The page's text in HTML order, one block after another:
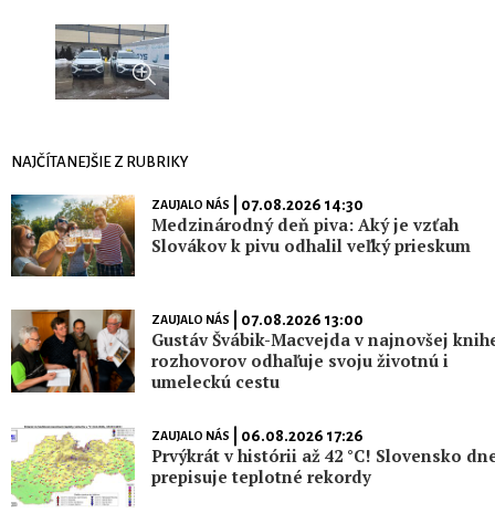
NAJČÍTANEJŠIE Z RUBRIKY
ZAUJALO NÁS | 07.08.2026 14:30
Medzinárodný deň piva: Aký je vzťah
Slovákov k pivu odhalil veľký prieskum
ZAUJALO NÁS | 07.08.2026 13:00
Gustáv Švábik-Macvejda v najnovšej
rozhovorov odhaľuje svoju životnú i
umeleckú cestu
ZAUJALO NÁS | 06.08.2026 17:26
Prvýkrát v histórii až 42 °C! Slovensko
prepisuje teplotné rekordy